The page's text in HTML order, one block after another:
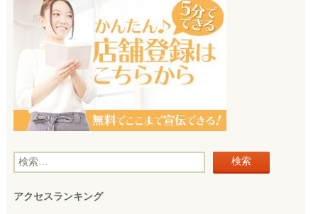
検
:アクセスランキング